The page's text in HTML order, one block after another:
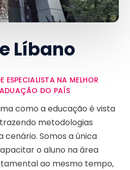
Líbano
ESPECIALISTA NA MELHOR
DO PAÍS
como a educação é vista
metodologias
Somos a única
o aluno na área
ao mesmo tempo,